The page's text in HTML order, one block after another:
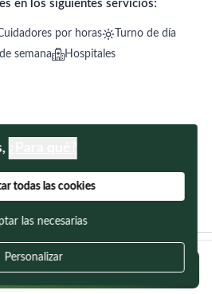
Login para postularte
todas las cookies
las necesarias
Personalizar
en los siguientes servicios:
por horas
Turno de día
semana Hospitales
de privacidad